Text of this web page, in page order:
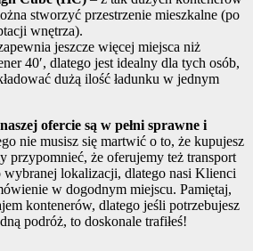
stworzyć przestrzenie mieszkalne (po
wnętrza).
jeszcze więcej miejsca niż
40′, dlatego jest idealny dla tych osób,
dużą ilość ładunku w jednym
ofercie są w pełni sprawne i
nie musisz się martwić o to, że kupujesz
przypomnieć, że oferujemy też transport
lokalizacji, dlatego nasi Klienci
w dogodnym miejscu. Pamiętaj,
kontenerów, dlatego jeśli potrzebujesz
podróż, to doskonale trafiłeś!